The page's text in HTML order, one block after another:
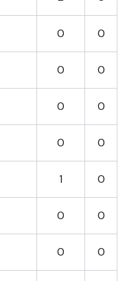
0
0
0
0
0
0
0
0
1
0
0
0
0
0